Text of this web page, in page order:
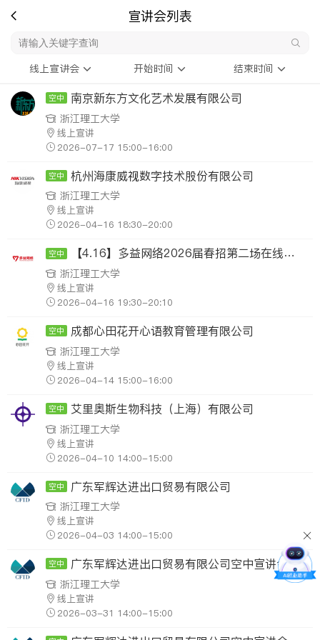
宣讲会列表
线上宣讲会 开始时间 结束时间
空中 南京新东方文化艺术发展有限公司
浙江理工大学
线上宣讲
2026-07-17 15:00-16:00
空中 杭州海康威视数字技术股份有限公司
浙江理工大学
线上宣讲
2026-04-16 18:30-20:00
空中 【4.16】多益网络2026届春招第二场在线宣讲会
浙江理工大学
线上宣讲
2026-04-16 19:30-20:10
空中 成都心田花开心语教育管理有限公司
浙江理工大学
线上宣讲
2026-04-14 15:00-16:00
空中 艾里奥斯生物科技（上海）有限公司
浙江理工大学
线上宣讲
2026-04-10 14:00-15:00
空中 广东军辉达进出口贸易有限公司
浙江理工大学
线上宣讲
2026-04-03 14:00-15:00
空中 广东军辉达进出口贸易有限公司空中宣讲会
浙江理工大学
线上宣讲
2026-03-31 14:00-15:00